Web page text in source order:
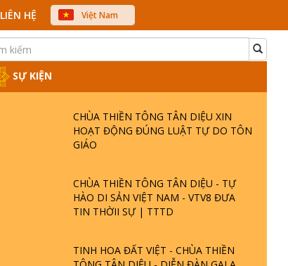
LIÊN HỆ
Việt Nam
中文
SỰ KIỆN
CHÙA THIỀN TÔNG TÂN DIỆU XIN
HOẠT ĐỘNG ĐÚNG LUẬT TỰ DO TÔN
GIÁO
CHÙA THIỀN TÔNG TÂN DIỆU - TỰ
HÀO DI SẢN VIỆT NAM - VTV8 ĐƯA
TIN THỜII SỰ | TTTD
TINH HOA ĐẤT VIỆT - CHÙA THIỀN